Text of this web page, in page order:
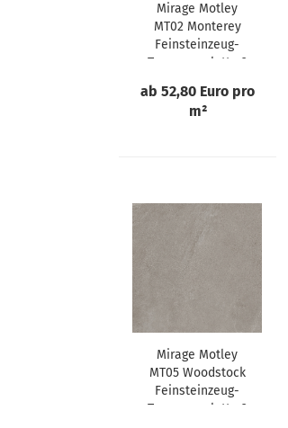
Mirage Motley
MT02 Monterey
Feinsteinzeug-
Terrassenplatte 2
ab 52,80 Euro pro
m²
Mirage Motley
MT05 Woodstock
Feinsteinzeug-
Terrassenplatte 2